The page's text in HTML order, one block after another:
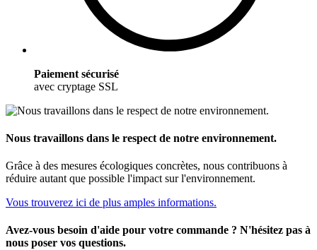
Paiement sécurisé
avec cryptage SSL
Nous travaillons dans le respect de notre environnement.
Grâce à des mesures écologiques concrètes, nous contribuons à
réduire autant que possible l'impact sur l'environnement.
Vous trouverez ici de plus amples informations.
Avez-vous besoin d'aide pour votre commande ? N'hésitez pas à
nous poser vos questions.